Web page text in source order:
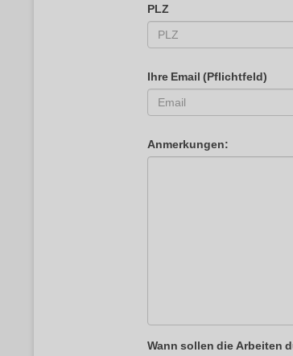
PLZ
Ihre Email (Pflichtfeld)
Anmerkungen:
Wann sollen die Arbeiten